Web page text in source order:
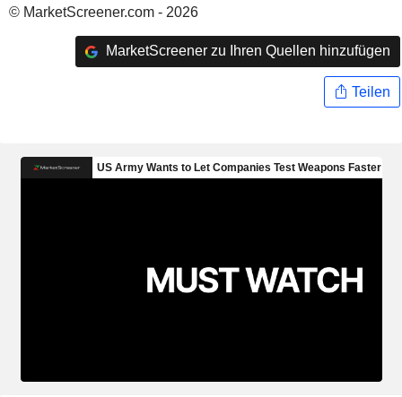
© MarketScreener.com - 2026
MarketScreener zu Ihren Quellen hinzufügen
Teilen